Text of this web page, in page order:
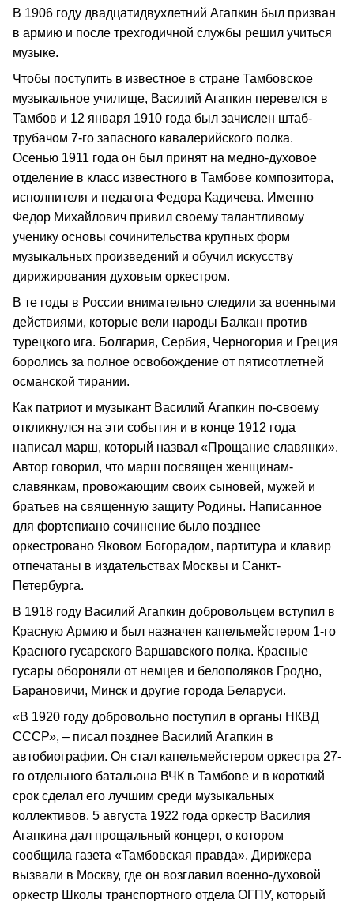
В 1906 году двадцатидвухлетний Агапкин был призван
в армию и после трехгодичной службы решил учиться
музыке.
Чтобы поступить в известное в стране Тамбовское
музыкальное училище, Василий Агапкин перевелся в
Тамбов и 12 января 1910 года был зачислен штаб-
трубачом 7-го запасного кавалерийского полка.
Осенью 1911 года он был принят на медно-духовое
отделение в класс известного в Тамбове композитора,
исполнителя и педагога Федора Кадичева. Именно
Федор Михайлович привил своему талантливому
ученику основы сочинительства крупных форм
музыкальных произведений и обучил искусству
дирижирования духовым оркестром.
В те годы в России внимательно следили за военными
действиями, которые вели народы Балкан против
турецкого ига. Болгария, Сербия, Черногория и Греция
боролись за полное освобождение от пятисотлетней
османской тирании.
Как патриот и музыкант Василий Агапкин по-своему
откликнулся на эти события и в конце 1912 года
написал марш, который назвал «Прощание славянки».
Автор говорил, что марш посвящен женщинам-
славянкам, провожающим своих сыновей, мужей и
братьев на священную защиту Родины. Написанное
для фортепиано сочинение было позднее
оркестровано Яковом Богорадом, партитура и клавир
отпечатаны в издательствах Москвы и Санкт-
Петербурга.
В 1918 году Василий Агапкин добровольцем вступил в
Красную Армию и был назначен капельмейстером 1-го
Красного гусарского Варшавского полка. Красные
гусары обороняли от немцев и белополяков Гродно,
Барановичи, Минск и другие города Беларуси.
«В 1920 году добровольно поступил в органы НКВД
СССР», – писал позднее Василий Агапкин в
автобиографии. Он стал капельмейстером оркестра 27-
го отдельного батальона ВЧК в Тамбове и в короткий
срок сделал его лучшим среди музыкальных
коллективов. 5 августа 1922 года оркестр Василия
Агапкина дал прощальный концерт, о котором
сообщила газета «Тамбовская правда». Дирижера
вызвали в Москву, где он возглавил военно-духовой
оркестр Школы транспортного отдела ОГПУ, который